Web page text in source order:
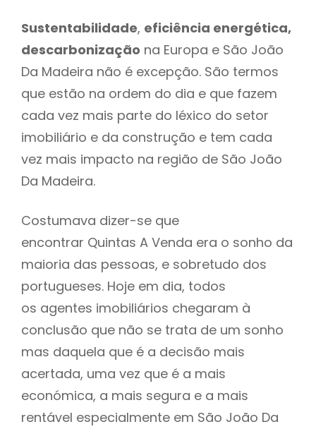
Sustentabilidade, eficiência energética,
descarbonização na Europa e São João
Da Madeira não é excepção. São termos
que estão na ordem do dia e que fazem
cada vez mais parte do léxico do setor
imobiliário e da construção e tem cada
vez mais impacto na região de São João
Da Madeira.
Costumava dizer-se que
encontrar Quintas A Venda era o sonho da
maioria das pessoas, e sobretudo dos
portugueses. Hoje em dia, todos
os agentes imobiliários chegaram à
conclusão que não se trata de um sonho
mas daquela que é a decisão mais
acertada, uma vez que é a mais
económica, a mais segura e a mais
rentável especialmente em São João Da